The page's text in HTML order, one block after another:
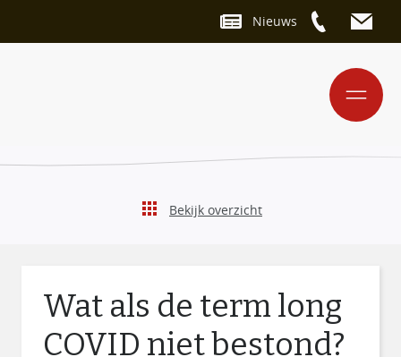
Nieuws
Bekijk overzicht
Wat als de term long
COVID niet bestond?